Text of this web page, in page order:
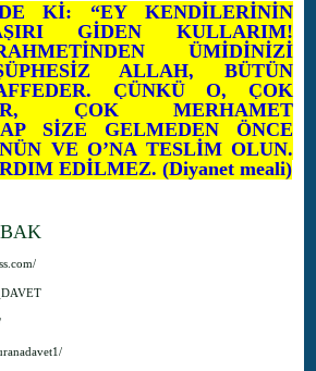
Kİ: “EY KENDİLERİNİN
GİDEN KULLARIM!
ÜMİDİNİZİ
ALLAH, BÜTÜN
ÇÜNKÜ O, ÇOK
ÇOK MERHAMET
SİZE GELMEDEN ÖNCE
VE O’NA TESLİM OLUN.
EDİLMEZ. (Diyanet meali)